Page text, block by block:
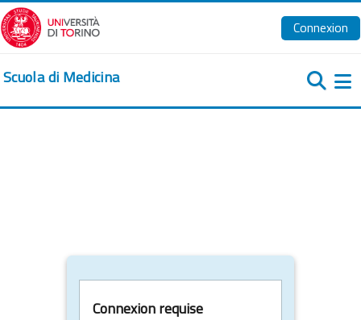
Passer au contenu principal
Connexion
Scuola di Medicina
Connexion requise